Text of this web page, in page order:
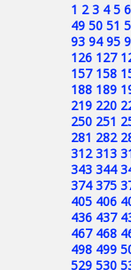
1 2 3 4 5 6
49 50 51
93 94 95
126 127
157 158
188 189
219 220
250 251
281 282
312 313
343 344
374 375
405 406
436 437
467 468
498 499
529 530